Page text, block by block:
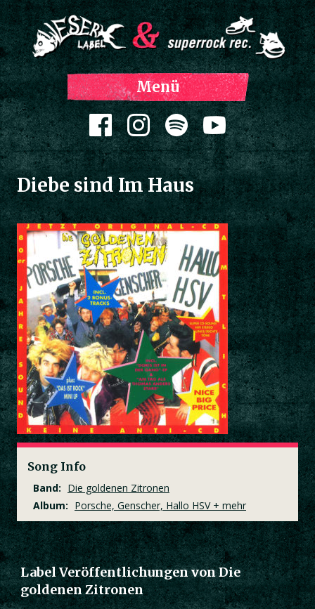
Menü
Zum Inhalt springen
Diebe sind Im Haus
Song Info
Band: Die goldenen Zitronen
Album: Porsche, Genscher, Hallo HSV + mehr
Label Veröffentlichungen von Die
goldenen Zitronen